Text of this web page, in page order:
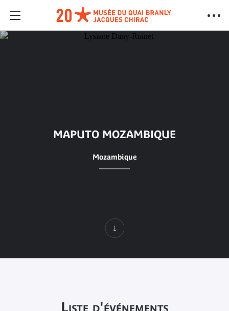
MAPUTO MOZAMBIQUE
Mozambique
Liste d'événements